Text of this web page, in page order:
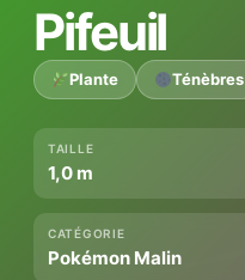
Pifeuil
Plante Ténèbres
TAILLE
1,0 m
CATÉGORIE
Pokémon Malin